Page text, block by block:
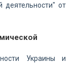
деятельности" от
Украины и